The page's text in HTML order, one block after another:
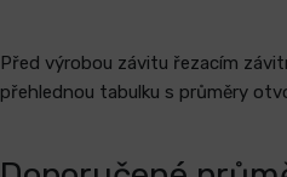
Před výrobou závitu řezacím
přehlednou tabulku s průměry